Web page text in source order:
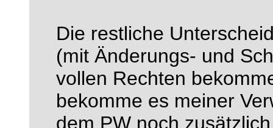
Die restliche
(mit Änderungs- und
vollen Rechten
bekomme es meiner
dem PW noch